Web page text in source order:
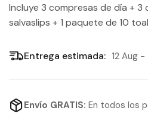
Incluye 3 compresas de día +
salvaslips + 1 paquete de 10
Entrega estimada: 12 Aug -
Envío GRATIS: En todos los